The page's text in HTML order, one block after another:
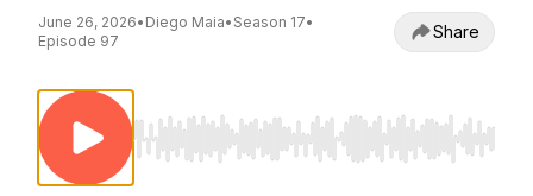
June 26, 2026• Diego Maia• Season 17•
Episode 97
Share
Use Left/Right to seek, Home/End to jump